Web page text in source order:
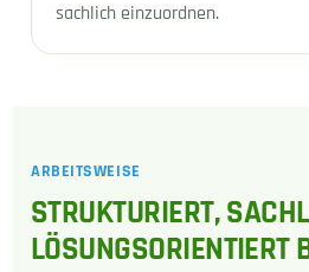
sachlich einzuordnen.
ARBEITSWEISE
STRUKTURIERT,
LÖSUNGSORIENTIERT